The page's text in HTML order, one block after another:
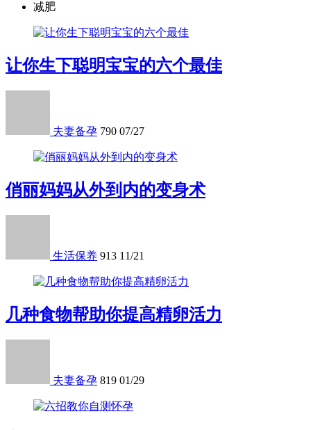
减肥
让你生下聪明宝宝的六个最佳
夫妻备孕 790 07/27
俏丽妈妈从外到内的变身术
生活保养 913 11/21
几种食物帮助你提高精卵活力
夫妻备孕 819 01/29